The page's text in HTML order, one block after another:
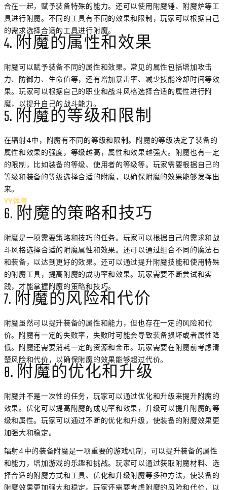
合在一起，赋予装备特殊的能力。还可以使用附魔锤、附魔炉等工
具进行附魔。不同的工具有不同的效果和限制，玩家可以根据自己
的需求选择合适的工具进行附魔。
4. 附魔的属性和效果
附魔可以赋予装备不同的属性和效果。常见的属性包括增加攻击
力、防御力、生命值等，还有增加暴击率、减少技能冷却时间等效
果。玩家可以根据自己的职业和战斗风格选择合适的属性进行附
魔，以提升自己的战斗能力。
5. 附魔的等级和限制
在辐射4中，附魔有不同的等级和限制。附魔的等级决定了装备的
属性和效果的强度，等级越高，属性和效果越强大。附魔也有一定
的限制，比如装备的等级、使用者的等级等。玩家需要根据自己的
等级和装备的等级选择合适的附魔，以确保附魔的效果能够发挥出
来。
YY体育
6. 附魔的策略和技巧
附魔是一项需要策略和技巧的任务。玩家可以根据自己的需求和战
斗风格选择合适的附魔属性和效果。还可以通过组合不同的魔法石
和装备，以达到更好的效果。还可以通过提升附魔技能和使用特殊
的附魔工具，提高附魔的成功率和效果。玩家需要不断尝试和实
践，才能掌握附魔的策略和技巧。
7. 附魔的风险和代价
附魔虽然可以提升装备的属性和能力，但也存在一定的风险和代
价。附魔有一定的失败率，失败时可能会导致装备损坏或者属性降
低。附魔还需要消耗一定的资源和金币。玩家需要在附魔前考虑清
楚风险和代价，以确保附魔的效果能够超过代价。
8. 附魔的优化和升级
附魔并不是一次性的任务，玩家可以通过优化和升级来提升附魔的
效果。优化可以提高附魔的成功率和效果，升级可以提升附魔的等
级和属性。玩家可以通过不断的优化和升级，使装备的附魔效果更
加强大和稳定。
辐射4中的装备附魔是一项重要的游戏机制，可以提升装备的属性
和能力，增加游戏的乐趣和挑战。玩家可以通过获取附魔材料、选
择合适的附魔方式和工具、优化和升级附魔等多种方法，使装备的
附魔效果更加强大和稳定。玩家还需要考虑附魔的风险和代价，以